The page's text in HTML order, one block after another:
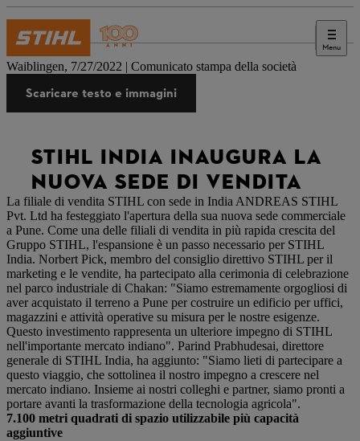
Menu
Stampa
Waiblingen, 7/27/2022 | Comunicato stampa della società
Scaricare testo e immagini
STIHL INDIA INAUGURA LA
NUOVA SEDE DI VENDITA
La filiale di vendita STIHL con sede in India ANDREAS STIHL
Pvt. Ltd ha festeggiato l'apertura della sua nuova sede commerciale
a Pune. Come una delle filiali di vendita in più rapida crescita del
Gruppo STIHL, l'espansione è un passo necessario per STIHL
India. Norbert Pick, membro del consiglio direttivo STIHL per il
marketing e le vendite, ha partecipato alla cerimonia di celebrazione
nel parco industriale di Chakan: "Siamo estremamente orgogliosi di
aver acquistato il terreno a Pune per costruire un edificio per uffici,
magazzini e attività operative su misura per le nostre esigenze.
Questo investimento rappresenta un ulteriore impegno di STIHL
nell'importante mercato indiano". Parind Prabhudesai, direttore
generale di STIHL India, ha aggiunto: "Siamo lieti di partecipare a
questo viaggio, che sottolinea il nostro impegno a crescere nel
mercato indiano. Insieme ai nostri colleghi e partner, siamo pronti a
portare avanti la trasformazione della tecnologia agricola".
7.100 metri quadrati di spazio utilizzabile più capacità
aggiuntive